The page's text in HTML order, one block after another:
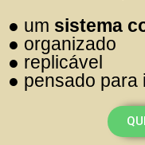
● um sistema
● organizado
● replicável
● pensado para